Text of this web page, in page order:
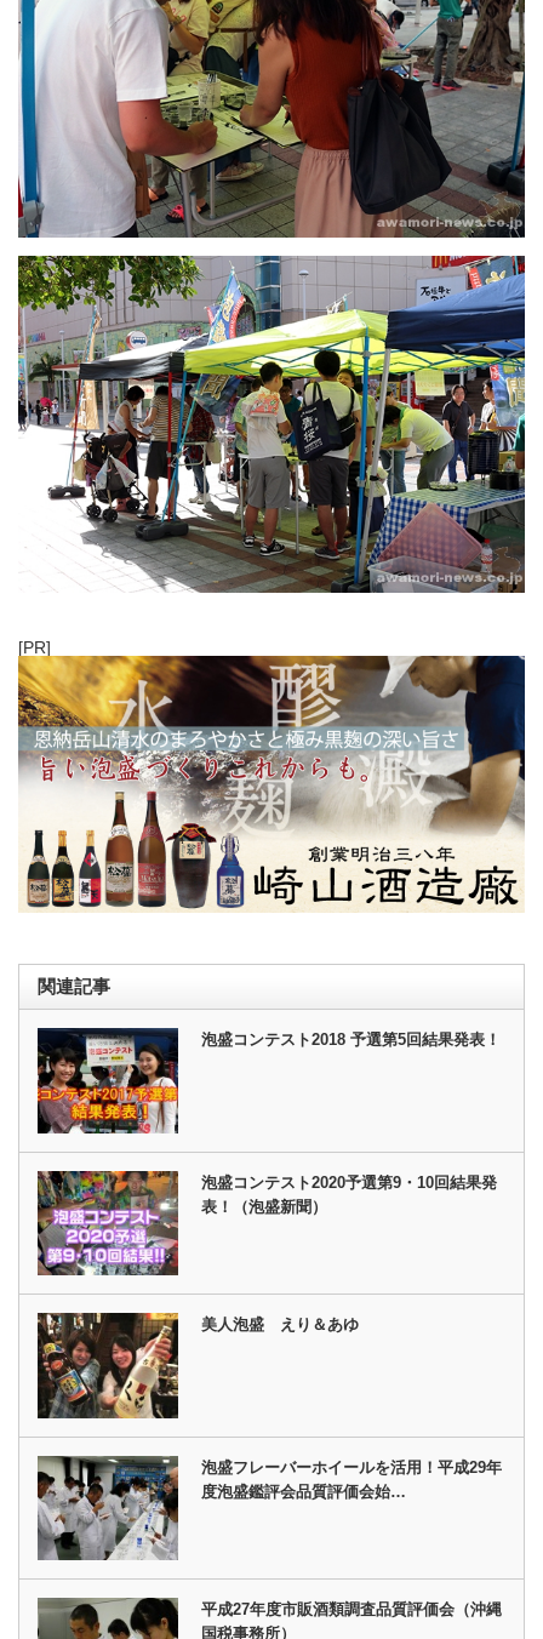
[PR]
関連記事
泡盛コンテスト2018 予選第5回結果発表！
泡盛コンテスト2020予選第9・10回結果発
表！（泡盛新聞）
美人泡盛 えり＆あゆ
泡盛フレーバーホイールを活用！平成29年
度泡盛鑑評会品質評価会始…
平成27年度市販酒類調査品質評価会（沖縄
国税事務所）